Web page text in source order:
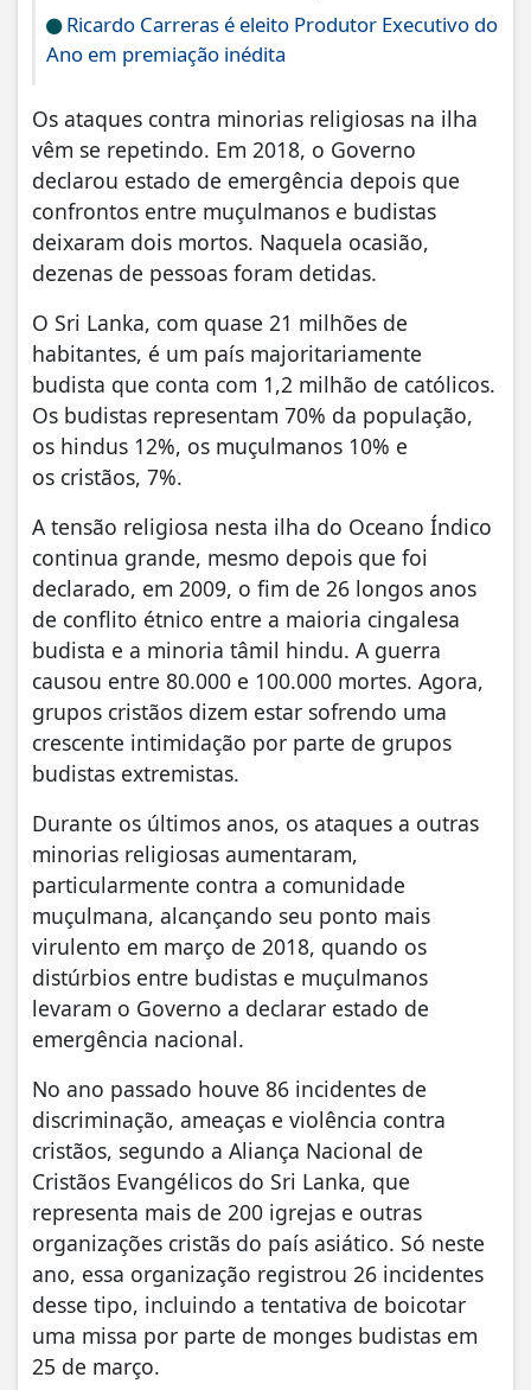
Ricardo Carreras é eleito Produtor Executivo do
Ano em premiação inédita
Os ataques contra minorias religiosas na ilha
vêm se repetindo. Em 2018, o Governo
declarou estado de emergência depois que
confrontos entre muçulmanos e budistas
deixaram dois mortos. Naquela ocasião,
dezenas de pessoas foram detidas.
O Sri Lanka, com quase 21 milhões de
habitantes, é um país majoritariamente
budista que conta com 1,2 milhão de católicos.
Os budistas representam 70% da população,
os hindus 12%, os muçulmanos 10% e
os cristãos, 7%.
A tensão religiosa nesta ilha do Oceano Índico
continua grande, mesmo depois que foi
declarado, em 2009, o fim de 26 longos anos
de conflito étnico entre a maioria cingalesa
budista e a minoria tâmil hindu. A guerra
causou entre 80.000 e 100.000 mortes. Agora,
grupos cristãos dizem estar sofrendo uma
crescente intimidação por parte de grupos
budistas extremistas.
Durante os últimos anos, os ataques a outras
minorias religiosas aumentaram,
particularmente contra a comunidade
muçulmana, alcançando seu ponto mais
virulento em março de 2018, quando os
distúrbios entre budistas e muçulmanos
levaram o Governo a declarar estado de
emergência nacional.
No ano passado houve 86 incidentes de
discriminação, ameaças e violência contra
cristãos, segundo a Aliança Nacional de
Cristãos Evangélicos do Sri Lanka, que
representa mais de 200 igrejas e outras
organizações cristãs do país asiático. Só neste
ano, essa organização registrou 26 incidentes
desse tipo, incluindo a tentativa de boicotar
uma missa por parte de monges budistas em
25 de março.